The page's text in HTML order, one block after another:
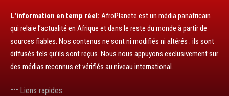
L'information en temp réel: AfroPlanete est un média panafricain
qui relaie l’actualité en Afrique et dans le reste du monde à partir de
sources fiables. Nos contenus ne sont ni modifiés ni altérés : ils sont
diffusés tels qu’ils sont reçus. Nous nous appuyons exclusivement sur
des médias reconnus et vérifiés au niveau international.
Liens rapides